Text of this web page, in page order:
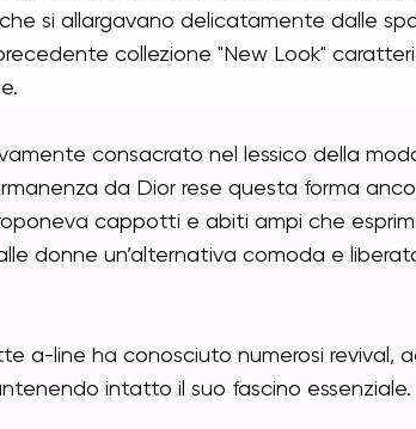
si allargavano delicatamente dalle
collezione "New Look"
consacrato nel lessico della
da Dior rese questa forma
cappotti e abiti ampi che
donne un’alternativa comoda e
a-line ha conosciuto numerosi revival,
intatto il suo fascino essenziale.